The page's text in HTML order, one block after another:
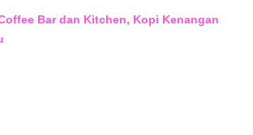
Bar dan Kitchen, Kopi Kenangan